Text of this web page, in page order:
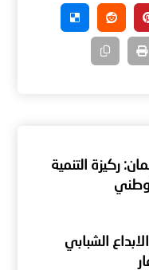
ركيزة التنمية
الشبابي